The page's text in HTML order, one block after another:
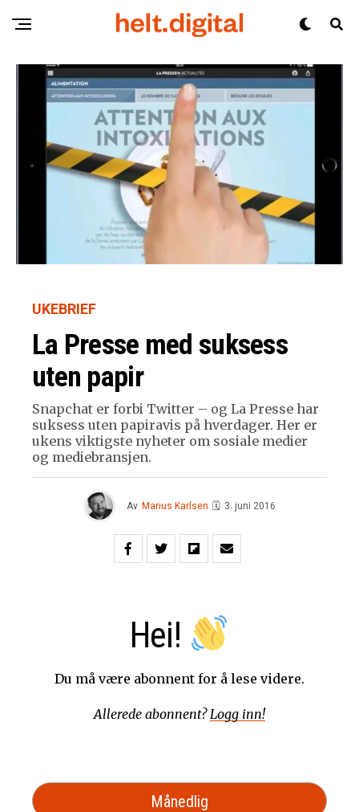
UKEBRIEF
La Presse med suksess
uten papir
Snapchat er forbi Twitter – og La Presse har
suksess uten papiravis på hverdager. Her er
ukens viktigste nyheter om sosiale medier
og mediebransjen.
Av Marius Karlsen 🗓 3. juni 2016
Hei!
Du må være abonnent for å lese videre.
Allerede abonnent? Logg inn!
Månedlig